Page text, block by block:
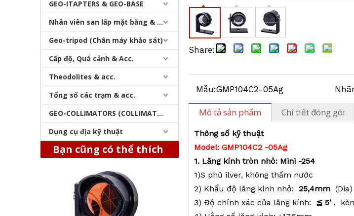
GEO-ITAPTERS & GEO-BASE
Nhân viên san lấp mặt bằng & Bipod
Geo-tripod (Chân máy khảo sát)
Cấp độ, Quá cảnh & Acc.
Theodolites & acc.
Tổng số các trạm & acc.
GEO-COLLIMATORS (COLLIMATORS khảo sát)
Dụng cụ địa kỹ thuật
Bạn cũng có thể thích
Lăng kính che mưa (L-bar GMP104,25.4mm)
Share:
Mẫu:GMP104C2-05Ag
Mô tả sản phẩm Chi tiết đóng gói
Thông số kỹ thuật
Model: GMP104C2 -05Ag
1. Lăng kính tròn nhỏ: Mini -254
1)S phủ ilver, không thấm nước
2) Khẩu độ lăng kính nhỏ: 25,4mm (Dia)
3) Độ chính xác của lăng kính:
≦ 5' ,